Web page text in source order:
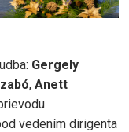
Gergely
, Anett
vedením dirigenta